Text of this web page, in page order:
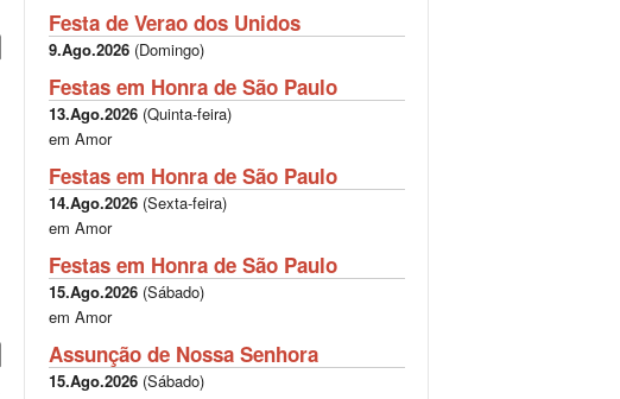
Car Tech - 2014 Lexus CT 200h F
Sport
Top 10 Crazy Moments in Sports
09:03
Festa de Verao dos Unidos
9.Ago.2026(Domingo)
Festas em Honra de São Paulo
13.Ago.2026(Quinta-feira)
em Amor
Festas em Honra de São Paulo
14.Ago.2026(Sexta-feira)
em Amor
Festas em Honra de São Paulo
15.Ago.2026(Sábado)
em Amor
Assunção de Nossa Senhora
15.Ago.2026(Sábado)